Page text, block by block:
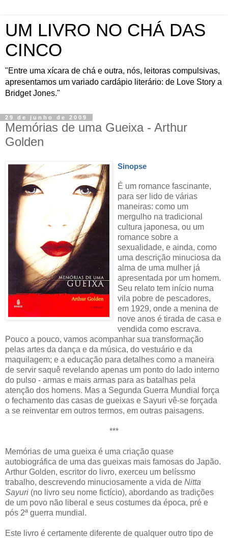
UM LIVRO NO CHÁ DAS
CINCO
"Entre uma xícara de chá e outra, nós, leitoras compulsivas,
apresentamos um variado cardápio literário: de Love Story a
Bridget Jones."
29 de junho de 2009
Memórias de uma Gueixa - Arthur
Golden
Sinopse
É um romance fascinante,
para ser lido de várias
maneiras: como um
mergulho na tradicional
cultura japonesa, ou um
romance sobre a
sexualidade, e ainda, como
uma descrição minuciosa da
alma de uma mulher já
apresentada por um homem.
Seu relato tem início numa
vila pobre de pescadores,
em 1929, onde a menina de
nove anos é tirada de casa e
vendida como escrava.
Pouco a pouco, vamos acompanhar sua transformação
pelas artes da dança e da música, do vestuário e da
maquilagem; e a educação para detalhes como a maneira
de servir saquê revelando apenas um ponto do lado interno
do pulso - armas e mais armas para as batalhas pela
atenção dos homens. Mas a Segunda Guerra Mundial força
o fechamento das casas de gueixas e Sayuri vê-se forçada
a se reinventar em outros termos, em outras paisagens.
***
Memórias de uma gueixa é uma criação quase
autobiográfica de uma das gueixas mais famosas do Japão.
Arthur Golden, escritor do livro, exerceu um belíssmo
trabalho, descrevendo minuciosamente a vida de Nitta
Sayuri (no livro seu nome fictício), abordando as tradições
de um povo não liberal e seus costumes da época, pré e
pós 2ª guerra mundial.
Este livro é certamente diferente de qualquer outro tipo de